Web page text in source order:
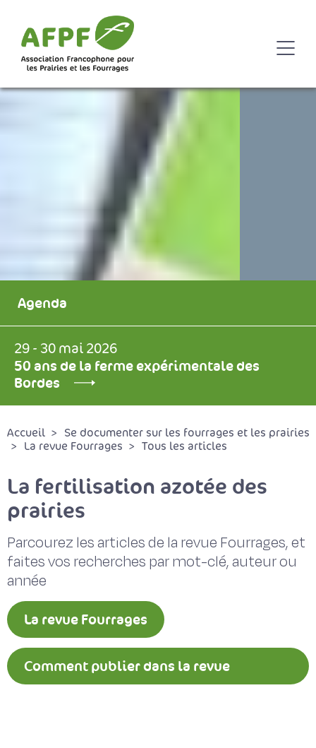
Agenda
29 - 30 mai 2026
50 ans de la ferme expérimentale des
Bordes
Accueil
Se documenter sur les fourrages et les prairies
La revue Fourrages
Tous les articles
La fertilisation azotée des
prairies
Parcourez les articles de la revue Fourrages, et
faites vos recherches par mot-clé, auteur ou
année
La revue Fourrages
Comment publier dans la revue